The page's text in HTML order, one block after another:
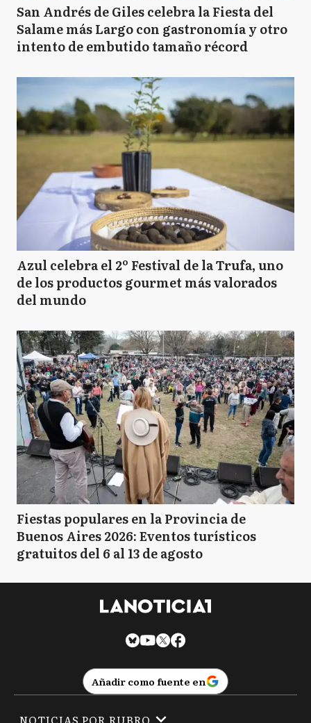
San Andrés de Giles celebra la Fiesta del
Salame más Largo con gastronomía y otro
intento de embutido tamaño récord
Azul celebra el 2º Festival de la Trufa, uno
de los productos gourmet más valorados
del mundo
Fiestas populares en la Provincia de
Buenos Aires 2026: Eventos turísticos
gratuitos del 6 al 13 de agosto
Añadir como fuente en
NOTICIAS POR RUBRO